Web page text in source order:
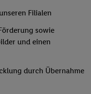
Filialen
sowie
und einen
durch Übernahme